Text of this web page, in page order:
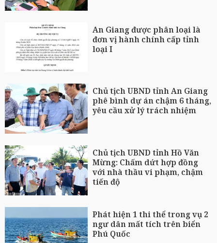
An Giang được phân loại là
đơn vị hành chính cấp tỉnh
loại I
Chủ tịch UBND tỉnh An Giang
phê bình dự án chậm 6 tháng,
yêu cầu xử lý trách nhiệm
Chủ tịch UBND tỉnh Hồ Văn
Mừng: Chấm dứt hợp đồng
với nhà thầu vi phạm, chậm
tiến độ
Phát hiện 1 thi thể trong vụ 2
ngư dân mất tích trên biển
Phú Quốc